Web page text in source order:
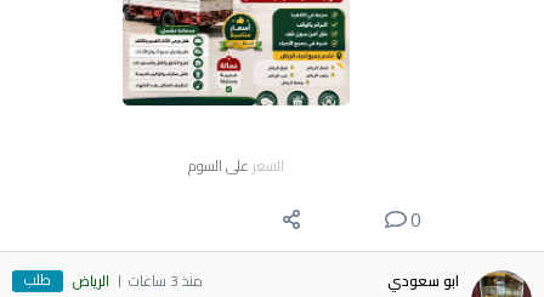
السعر على السوم
0
ابو سعودي منذ 3 ساعات الرياض طلب